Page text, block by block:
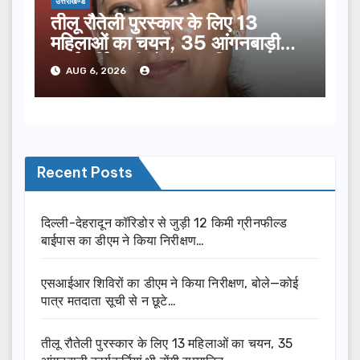
तीलू रौतेली पुरस्कार के लिए 13
महिलाओं का चयन, 35 आंगनबाड़ी
कार्यकर्तियां भी होंगी सम्मानित…
AUG 6, 2026
Recent Posts
दिल्ली-देहरादून कॉरिडोर से जुड़ी 12 किमी ग्रीनफील्ड
बाईपास का डीएम ने किया निरीक्षण…
एसआईआर शिविरों का डीएम ने किया निरीक्षण, बोले—कोई
पात्र मतदाता सूची से न छूटे…
तीलू रौतेली पुरस्कार के लिए 13 महिलाओं का चयन, 35